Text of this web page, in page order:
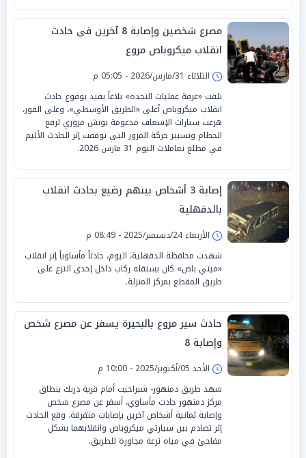
مصرع شخصين وإصابة 8 آخرين في حادث
انقلاب ميكروباص مروع
الثلاثاء 31/مارس/2026 - 05:05 م
تلقت «غرفة عمليات النجدة» بلاغاً يفيد بوقوع حادث
انقلاب ميكروباص أعلى «الطريق الأوسطي»، وعلى الفور،
هرعت سيارات الإسعاف مدعومة بونش مروري لرفع
الحطام وتسيير حركة المرور التي توقفت إثر الحادث الأليم
في مطلع تعاملات اليوم 31 مارس 2026.
إصابة 3 أشخاص بينهم رضيع بحادث انقلاب
بالدقهلية
الأربعاء 24/ديسمبر/2025 - 08:49 م
شهدت محافظة الدقهلية، اليوم، حادثاً مأساوياً إثر انقلاب
«ميني باص» كان يستقله ركاب داخل إحدى الترع على
طريق المقطع بمركز المنزلة.
حادث سير مروع بالبحيرة يسفر عن مصرع شخص
وإصابة 8
الأحد 05/أكتوبر/2025 - 10:00 م
شهد طريق دمنهور- شبراخيت أمام قرية دربك بنطاق
مركز دمنهور حادث مأساوي، أسفر عن مصرع شخص
وإصابة ثمانية أشخاص آخرين بإصابات متفرقة. وقع الحادث
إثر تصادم بين سيارتي ميكروباص وانقلابهما بشكل
مفاجئ في مياه ترعة مجاورة للطريق.